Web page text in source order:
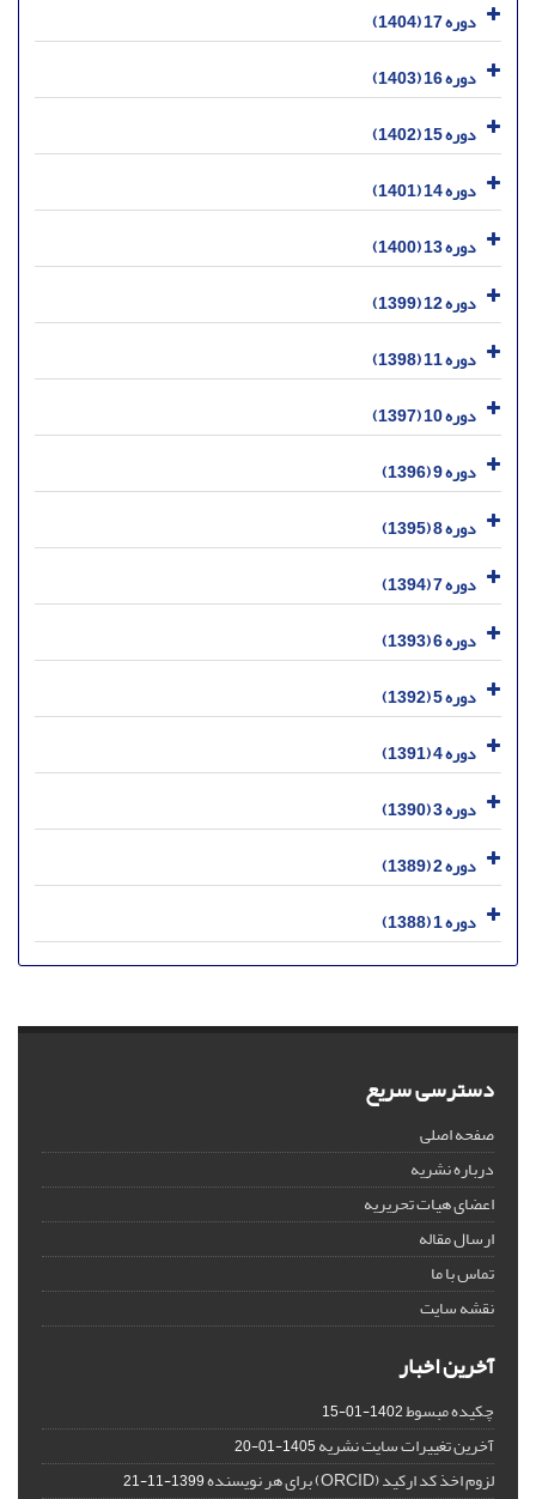
دوره 17 (1404)
دوره 16 (1403)
دوره 15 (1402)
دوره 14 (1401)
دوره 13 (1400)
دوره 12 (1399)
دوره 11 (1398)
دوره 10 (1397)
دوره 9 (1396)
دوره 8 (1395)
دوره 7 (1394)
دوره 6 (1393)
دوره 5 (1392)
دوره 4 (1391)
دوره 3 (1390)
دوره 2 (1389)
دوره 1 (1388)
دسترسی سریع
صفحه اصلی
درباره نشریه
اعضای هیات تحریریه
ارسال مقاله
تماس با ما
نقشه سایت
آخرین اخبار
چکیده مبسوط1402-01-15
آخرین تغییرات سایت نشریه1405-01-20
لزوم اخذ کد ارکید (ORCID) برای هر نویسنده 1399-11-21